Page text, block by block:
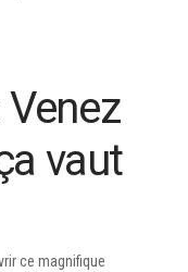
vaut
ce magnifique